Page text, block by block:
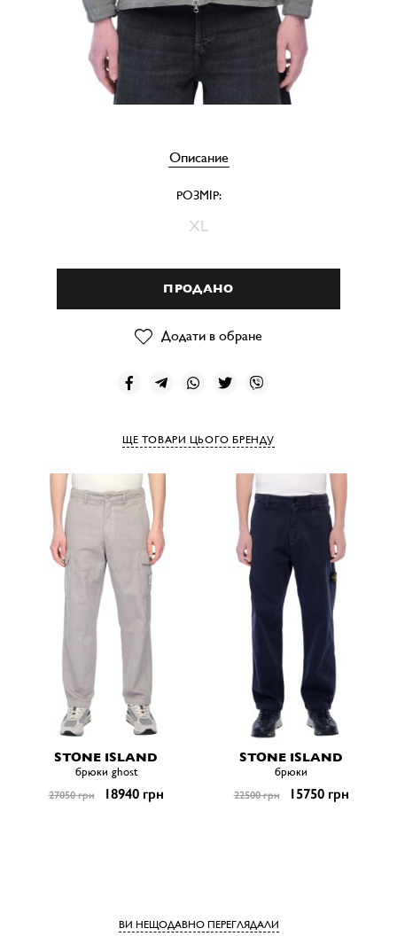
Описание
РОЗМІР:
XL
ПРОДАНО
Додати в обране
ЩЕ ТОВАРИ ЦЬОГО БРЕНДУ
STONE ISLAND
брюки ghost
27050 грн 18940 грн
STONE ISLAND
брюки
22500 грн 15750 грн
ВИ НЕЩОДАВНО ПЕРЕГЛЯДАЛИ